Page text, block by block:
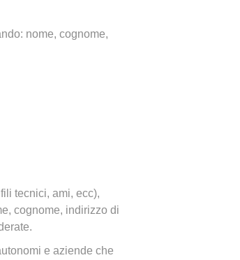
nome, cognome,
tecnici, ami, ecc),
cognome, indirizzo di
e aziende che